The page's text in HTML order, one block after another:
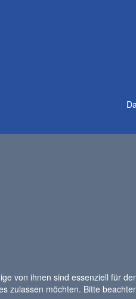
von ihnen sind essenziell für
zulassen möchten. Bitte